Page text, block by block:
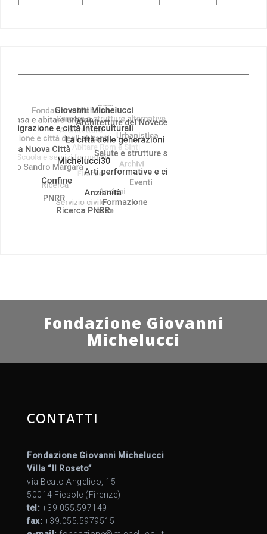
Fondazione Giovanni
Michelucci
CONTATTI
Fondazione Giovanni Michelucci
Villa “Il Roseto”
via Beato Angelico, 15
50014 Fiesole (Firenze)
tel: +39.055.597149
fax: +39.055.5979515